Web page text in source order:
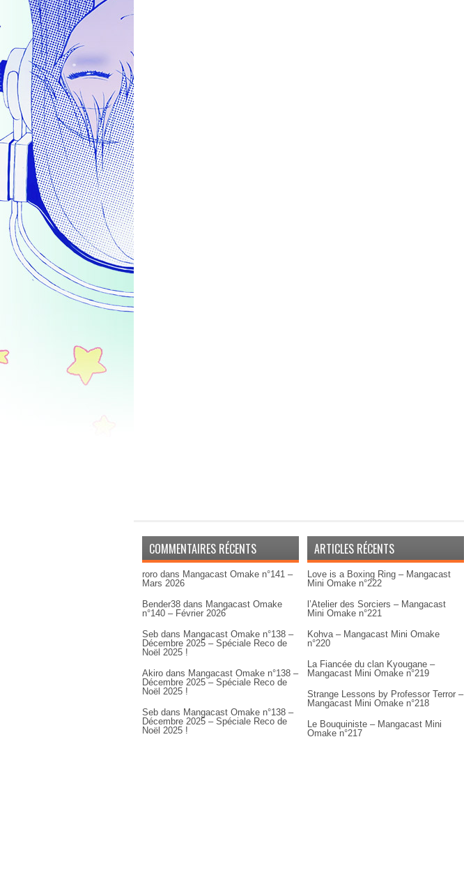
COMMENTAIRES RÉCENTS
roro dans Mangacast Omake n°141 –
Mars 2026
Bender38 dans Mangacast Omake
n°140 – Février 2026
Seb dans Mangacast Omake n°138 –
Décembre 2025 – Spéciale Reco de
Noël 2025 !
Akiro dans Mangacast Omake n°138 –
Décembre 2025 – Spéciale Reco de
Noël 2025 !
Seb dans Mangacast Omake n°138 –
Décembre 2025 – Spéciale Reco de
Noël 2025 !
ARTICLES RÉCENTS
Love is a Boxing Ring – Mangacast
Mini Omake n°222
l’Atelier des Sorciers – Mangacast
Mini Omake n°221
Kohva – Mangacast Mini Omake
n°220
La Fiancée du clan Kyougane –
Mangacast Mini Omake n°219
Strange Lessons by Professor Terror –
Mangacast Mini Omake n°218
Le Bouquiniste – Mangacast Mini
Omake n°217